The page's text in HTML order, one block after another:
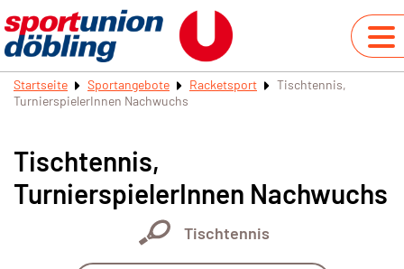
Startseite Sportangebote Racketsport
Tischtennis,
TurnierspielerInnen Nachwuchs
Tischtennis,
TurnierspielerInnen Nachwuchs
Tischtennis